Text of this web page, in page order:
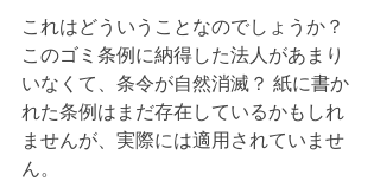
これはどういうことなのでしょうか？
このゴミ条例に納得した法人があまり
いなくて、条令が自然消滅？ 紙に書か
れた条例はまだ存在しているかもしれ
ませんが、実際には適用されていませ
ん。